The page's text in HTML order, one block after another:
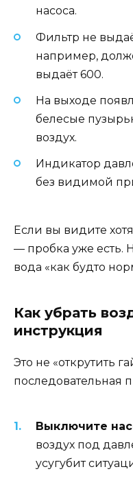
насоса.
Фильтр не
например,
выдаёт 600.
На выходе
белесые
воздух.
Индикатор
без видимой
Если вы видите
— пробка уже есть.
вода «как будто
Как убрать
инструкция
Это не «открутить
последовательная
Выключите
воздух под
усугубит